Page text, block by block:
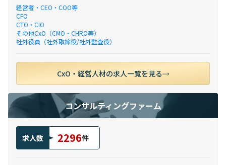
経営者・CEO・COO等
CFO
CTO・CIO
その他CxO（CMO・CHRO等）
社外役員（社外取締役/社外監査役）
CxO・経営人材の求人一覧を見る
コンサルティングファーム
求人数 2296件